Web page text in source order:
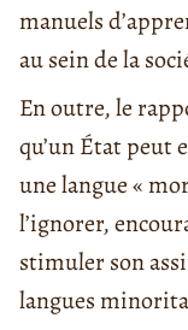
manuels
au sein de la
En outre, le
qu’un État peut
une langue «
l’ignorer,
stimuler son
langues